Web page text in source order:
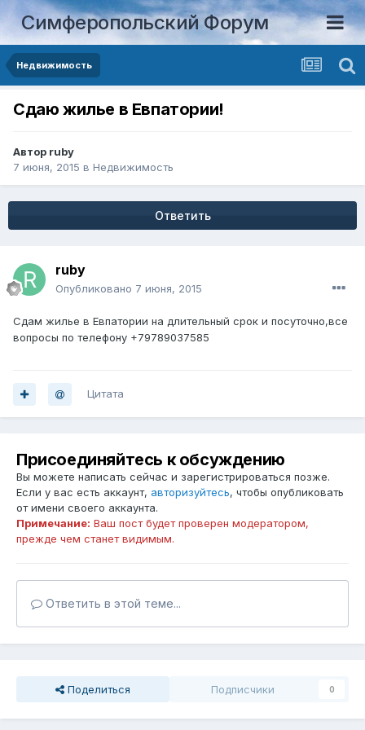
Симферопольский Форум
Недвижимость
Сдаю жилье в Евпатории!
Автор ruby
7 июня, 2015 в Недвижимость
Ответить
ruby
Опубликовано 7 июня, 2015
Сдам жилье в Евпатории на длительный срок и посуточно,все
вопросы по телефону +79789037585
Цитата
Присоединяйтесь к обсуждению
Вы можете написать сейчас и зарегистрироваться позже.
Если у вас есть аккаунт, авторизуйтесь, чтобы опубликовать
от имени своего аккаунта.
Примечание: Ваш пост будет проверен модератором,
прежде чем станет видимым.
Ответить в этой теме...
Поделиться Подписчики 0